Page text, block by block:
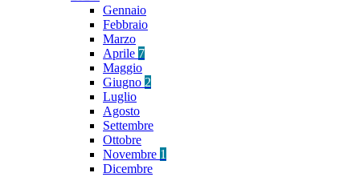
Gennaio
Febbraio
Marzo
Aprile 7
Maggio
Giugno 2
Luglio
Agosto
Settembre
Ottobre
Novembre 1
Dicembre